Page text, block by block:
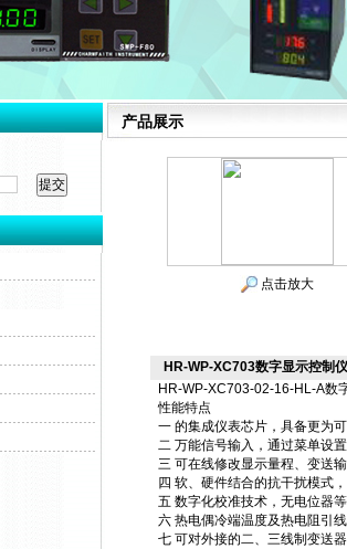
产品展示
点击放大
HR-WP-XC703数字显示控制
HR-WP-XC703-02-16-HL-A数
性能特点
一 的集成仪表芯片，具备更为
二 万能信号输入，通过菜单设
三 可在线修改显示量程、变送
四 软、硬件结合的抗干扰模式
五 数字化校准技术，无电位器
六 热电偶冷端温度及热电阻引
七 可对外接的二、三线制变送